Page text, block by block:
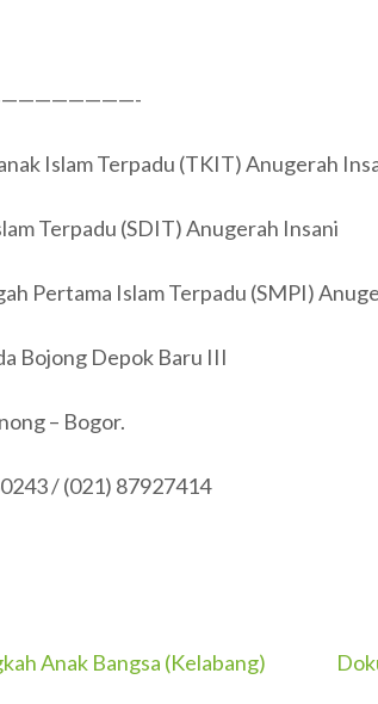
Islam Terpadu (TKIT) Anugerah
Terpadu (SDIT) Anugerah Insani
Pertama Islam Terpadu (SMPI)
Bojong Depok Baru III
– Bogor.
/ (021) 87927414
Anak Bangsa (Kelabang)